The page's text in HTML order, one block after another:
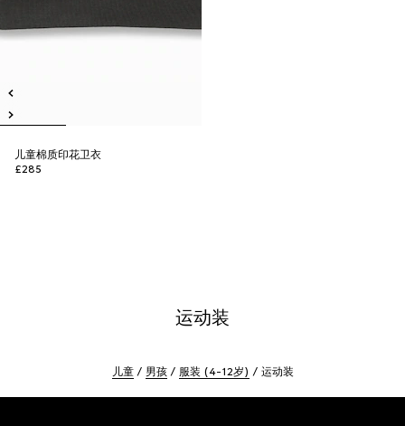
儿童棉质印花卫衣
£285
运动装
儿童 男孩 服装 (4-12岁) 运动装